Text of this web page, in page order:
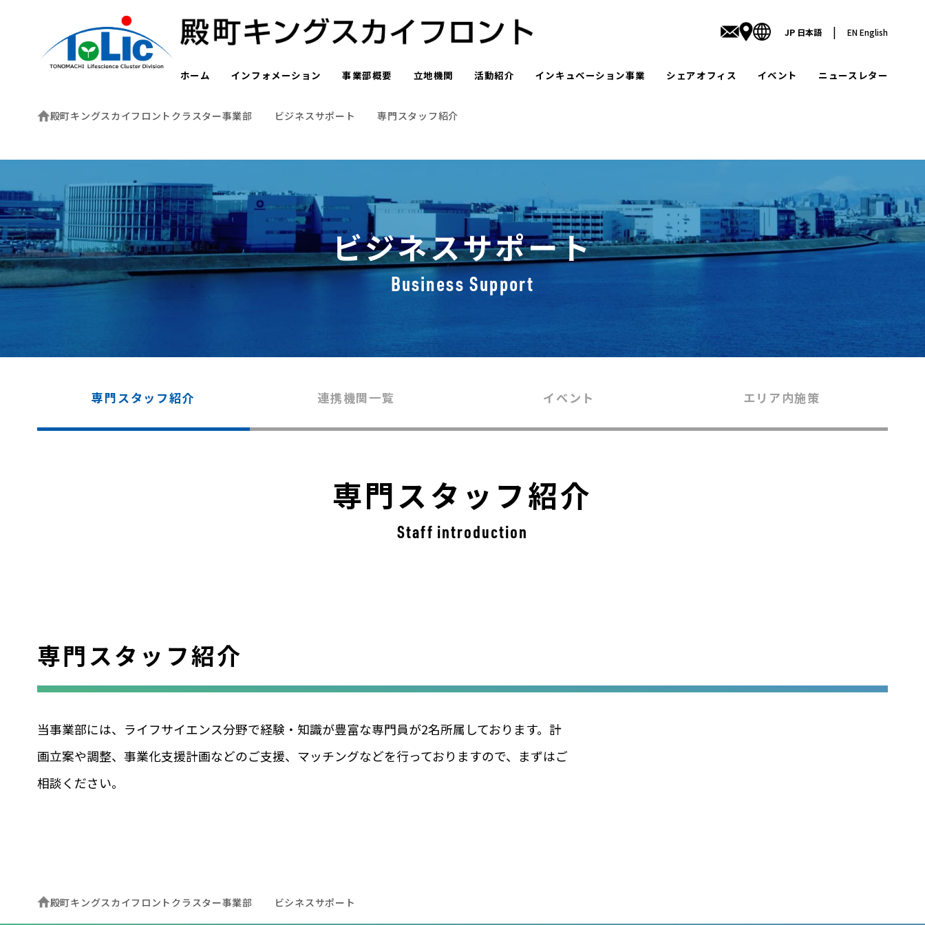
JP 日本語 |ENEnglish
ホーム インフォメーション 事業部概要 立地機関 活動紹介 インキュベーション事業 シェアオフィス イベント ニュースレター
殿町キングスカイフロントクラスター事業部 ビジネスサポート 専門スタッフ紹介
ビジネスサポート
Business Support
専門スタッフ紹介 連携機関一覧 イベント エリア内施策
専門スタッフ紹介
Staff introduction
専門スタッフ紹介
当事業部には、ライフサイエンス分野で経験・知識が豊富な専⾨員が2名所属しております。計
画⽴案や調整、事業化⽀援計画などのご⽀援、マッチングなどを⾏っておりますので、まずはご
相談ください。
殿町キングスカイフロントクラスター事業部 ビシネスサポート